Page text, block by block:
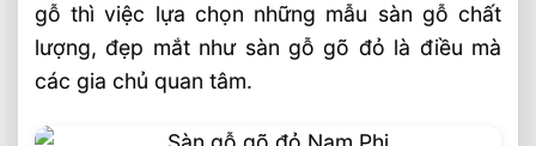
gỗ thì việc lựa chọn những mẫu sàn gỗ chất
lượng, đẹp mắt như sàn gỗ gõ đỏ là điều mà
các gia chủ quan tâm.